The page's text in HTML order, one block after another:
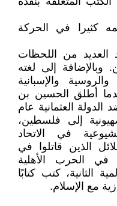
كثيرا في الحركة
العديد من اللحظات
وبالإضافة إلى لغته
والإسبانية
أطلق الحسين بن
العثمانية عام
إلى فلسطين،
في الاتحاد
الذين قاتلوا في
في الحرب الأهلية
الثانية، كتب كتابًا
مع الإسلام.